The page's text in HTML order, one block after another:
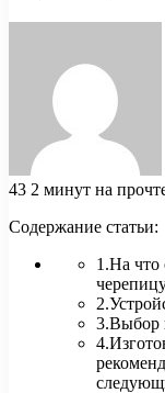
43 2 минут на
Содержание статьи:
1.На что
3.Выбор